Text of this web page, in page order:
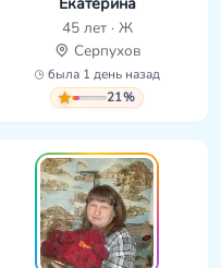
45 лет · Ж
Серпухов
была 1 день назад
21%